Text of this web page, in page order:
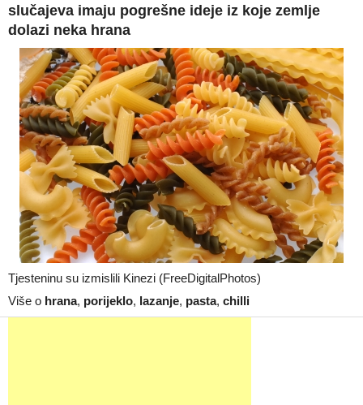
slučajeva imaju pogrešne ideje iz koje zemlje
dolazi neka hrana
Tjesteninu su izmislili Kinezi (FreeDigitalPhotos)
Više o hrana, porijeklo, lazanje, pasta, chilli